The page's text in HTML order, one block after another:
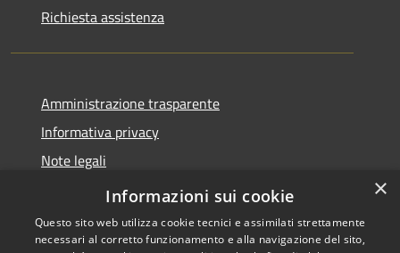
Richiesta assistenza
Amministrazione trasparente
Informativa privacy
Note legali
Dichiarazione di accessibilità
×
Informazioni sui cookie
Questo sito web utilizza cookie tecnici e assimilati strettamente
necessari al corretto funzionamento e alla navigazione del sito,